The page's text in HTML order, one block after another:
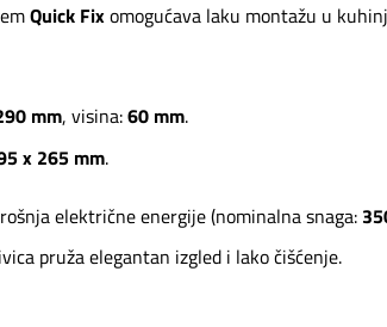
Quick Fixomogućava laku montažu u
mm, visina:60 mm.
x 265 mm.
električne energije (nominalna snaga:
pruža elegantan izgled i lako čišćenje.